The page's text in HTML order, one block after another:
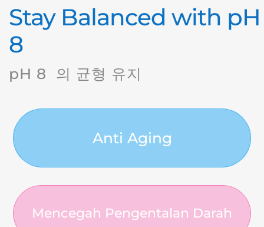
Stay Balanced with pH
8
pH 8 의 균형 유지
Anti Aging
Mencegah Pengentalan Darah